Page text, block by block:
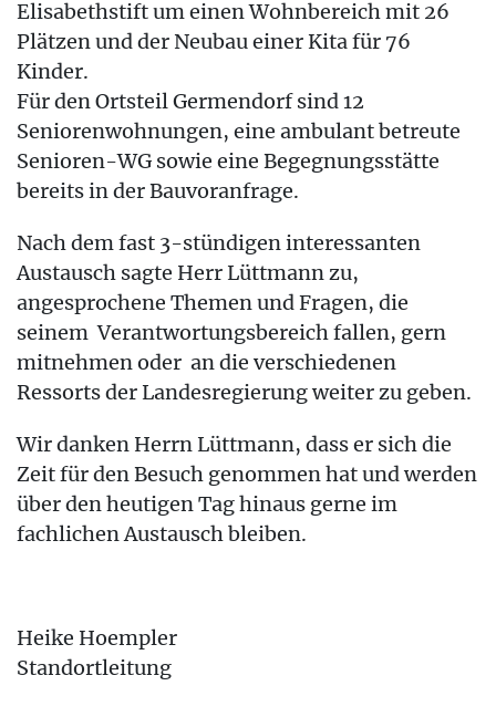
Elisabethstift um einen Wohnbereich mit 26
Plätzen und der Neubau einer Kita für 76
Kinder.
Für den Ortsteil Germendorf sind 12
Seniorenwohnungen, eine ambulant betreute
Senioren-WG sowie eine Begegnungsstätte
bereits in der Bauvoranfrage.
Nach dem fast 3-stündigen interessanten
Austausch sagte Herr Lüttmann zu,
angesprochene Themen und Fragen, die
seinem Verantwortungsbereich fallen, gern
mitnehmen oder an die verschiedenen
Ressorts der Landesregierung weiter zu geben.
Wir danken Herrn Lüttmann, dass er sich die
Zeit für den Besuch genommen hat und werden
über den heutigen Tag hinaus gerne im
fachlichen Austausch bleiben.
Heike Hoempler
Standortleitung